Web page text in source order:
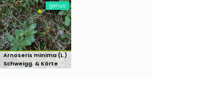
genus
Arnoseris minima (L.)
Schweigg. & Körte